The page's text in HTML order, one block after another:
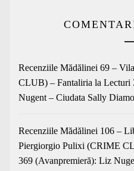
Recenziile Mădălinei 69 –
CLUB) – Fantaliria la Lecturi
Nugent – Ciudata Sally
Recenziile Mădălinei 106 –
Piergiorgio Pulixi (CRIME
369 (Avanpremieră): Liz